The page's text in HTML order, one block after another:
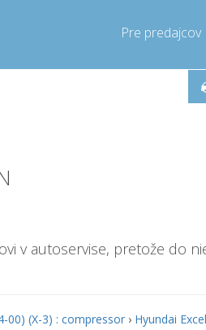
Pre predajcov
17h
Zavolajte
v autoservise, pretože do
00) (X-3) : compressor › Hyundai